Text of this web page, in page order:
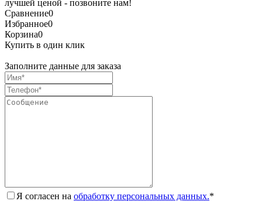
лучшей ценой - позвоните нам!
Сравнение0
Избранное0
Корзина0
Купить в один клик
Заполните данные для заказа
Я согласен на обработку персональных данных.*